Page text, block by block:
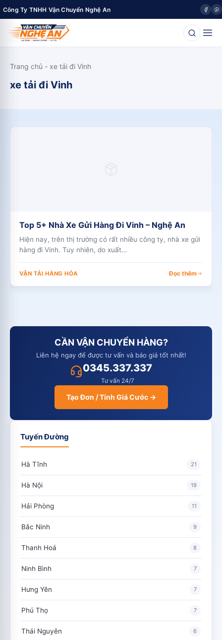
Công Ty TNHH Vận Chuyển Nghệ An
Trang chủ - xe tải đi Vinh
xe tải đi Vinh
Top 5+ Nhà Xe Gửi Hàng Đi Vinh – Nghệ An
Hiện nay, trên thị trường có rất nhiều công ty, nhà xe gửi
hàng đi Vinh. Tuy nhiên, do xuất…
VẬN TẢI HÀNG HÓA Đọc thêm
CẦN VẬN CHUYỂN HÀNG?
Liên hệ ngay để được tư vấn và báo giá tốt nhất!
0345.337.337
Tư vấn 24/7
Tạo Đơn / Tính Giá Cước →
Tuyến Đường
Hà Tĩnh 21
Hà Nội 19
Hải Phòng 11
Bắc Ninh 9
Thanh Hoá 8
Ninh Bình 7
Hưng Yên 7
Phú Thọ 7
Thái Nguyên 6